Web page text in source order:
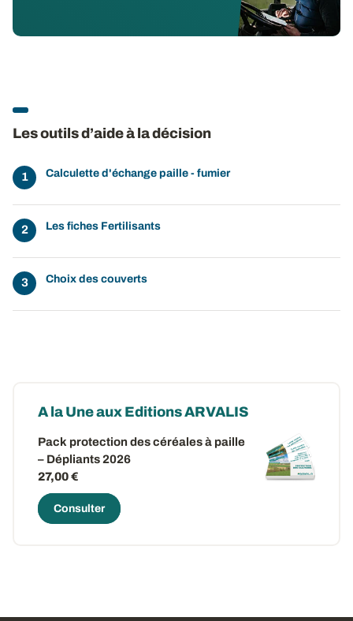
Les outils d’aide à la décision
Calculette d'échange paille - fumier
Les fiches Fertilisants
Choix des couverts
A la Une aux Editions ARVALIS
Pack protection des céréales à paille
– Dépliants 2026
27,00 €
Consulter